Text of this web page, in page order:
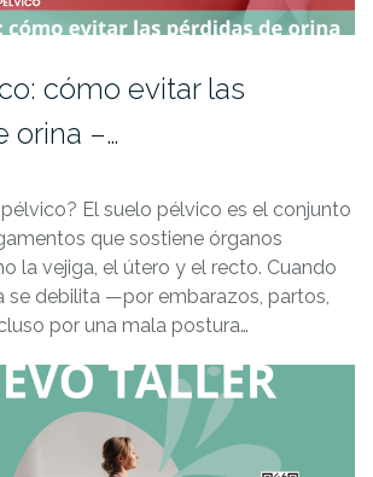
cómo evitar las
orina –…
El suelo pélvico es el conjunto
que sostiene órganos
la vejiga, el útero y el recto. Cuando
se debilita —por embarazos, partos,
por una mala postura…